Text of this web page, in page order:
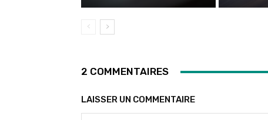
2 COMMENTAIRES
LAISSER UN COMMENTAIRE